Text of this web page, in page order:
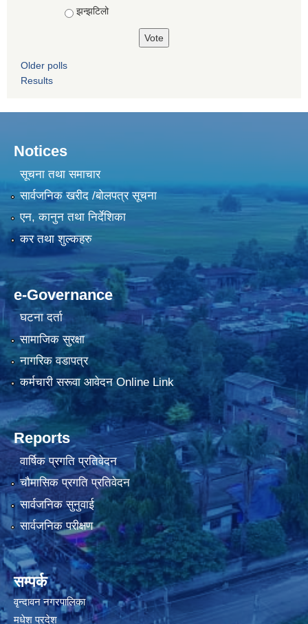
झन्झटिलो
Older polls
Results
Notices
सूचना तथा समाचार
सार्वजनिक खरीद /बोलपत्र सूचना
एन, कानुन तथा निर्देशिका
कर तथा शुल्कहरु
e-Governance
घटना दर्ता
सामाजिक सुरक्षा
नागरिक वडापत्र
कर्मचारी सरूवा आवेदन Online Link
Reports
वार्षिक प्रगति प्रतिवेदन
चौमासिक प्रगति प्रतिवेदन
सार्वजनिक सुनुवाई
सार्वजनिक परीक्षण
सम्पर्क
वृन्दावन नगरपालिका
मधेश प्रदेश